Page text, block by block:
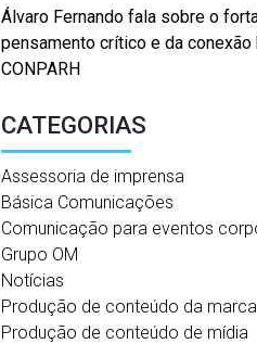
Álvaro Fernando fala sobre o
pensamento crítico e da conexão
CONPARH
CATEGORIAS
Assessoria de imprensa
Básica Comunicações
Comunicação para eventos
Grupo OM
Notícias
Produção de conteúdo da marca
Produção de conteúdo de mídia